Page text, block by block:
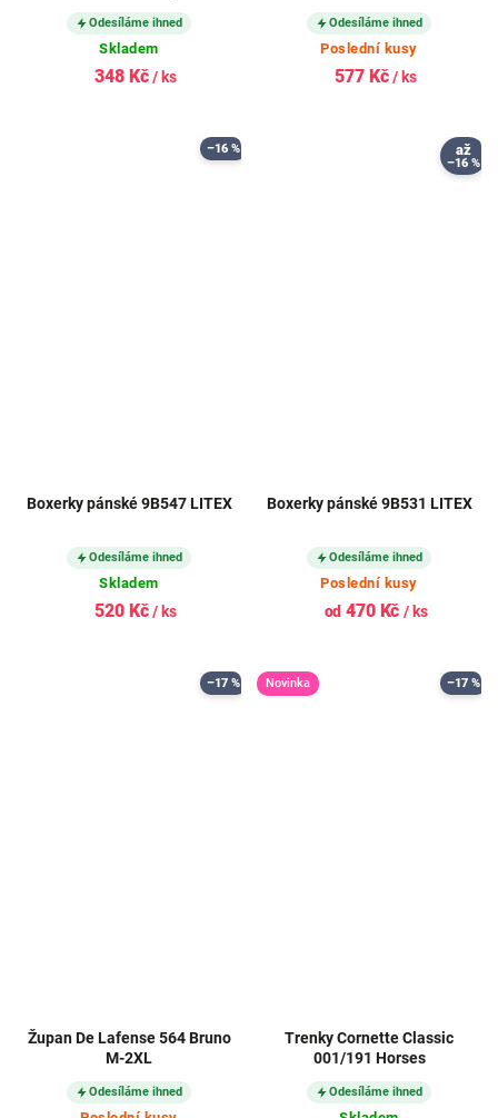
Odesíláme ihned
Skladem
348 Kč/ ks
Odesíláme ihned
Poslední kusy
577 Kč/ ks
–16 %
Boxerky pánské 9B547 LITEX
Odesíláme ihned
Skladem
520 Kč/ ks
až
–16 %
Boxerky pánské 9B531 LITEX
Odesíláme ihned
Poslední kusy
od 470 Kč/ ks
–17 %
Župan De Lafense 564 Bruno
M-2XL
Odesíláme ihned
Novinka –17 %
Trenky Cornette Classic
001/191 Horses
Odesíláme ihned